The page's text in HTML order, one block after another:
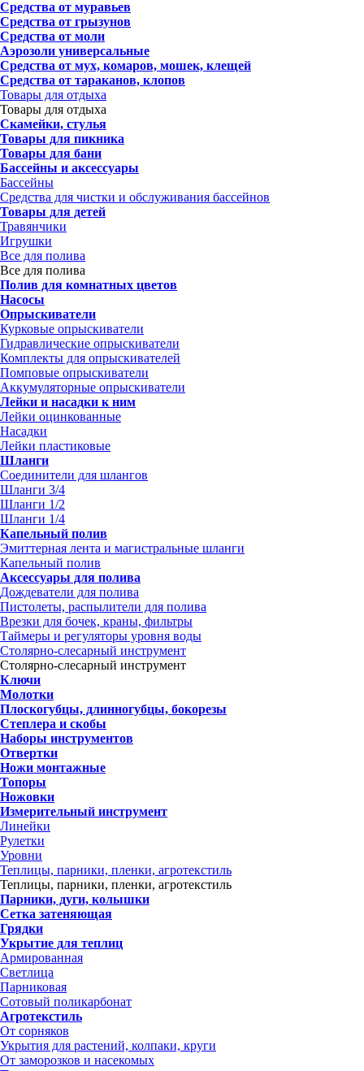
Средства от муравьев
Средства от грызунов
Средства от моли
Аэрозоли универсальные
Средства от мух, комаров, мошек, клещей
Средства от тараканов, клопов
Товары для отдыха
Товары для отдыха
Скамейки, стулья
Товары для пикника
Товары для бани
Бассейны и аксессуары
Бассейны
Средства для чистки и обслуживания бассейнов
Товары для детей
Травянчики
Игрушки
Все для полива
Все для полива
Полив для комнатных цветов
Насосы
Опрыскиватели
Курковые опрыскиватели
Гидравлические опрыскиватели
Комплекты для опрыскивателей
Помповые опрыскиватели
Аккумуляторные опрыскиватели
Лейки и насадки к ним
Лейки оцинкованные
Насадки
Лейки пластиковые
Шланги
Соединители для шлангов
Шланги 3/4
Шланги 1/2
Шланги 1/4
Капельный полив
Эмиттерная лента и магистральные шланги
Капельный полив
Аксессуары для полива
Дождеватели для полива
Пистолеты, распылители для полива
Врезки для бочек, краны, фильтры
Таймеры и регуляторы уровня воды
Столярно-слесарный инструмент
Столярно-слесарный инструмент
Ключи
Молотки
Плоскогубцы, длинногубцы, бокорезы
Степлера и скобы
Наборы инструментов
Отвертки
Ножи монтажные
Топоры
Ножовки
Измерительный инструмент
Линейки
Рулетки
Уровни
Теплицы, парники, пленки, агротекстиль
Теплицы, парники, пленки, агротекстиль
Парники, дуги, колышки
Сетка затеняющая
Грядки
Укрытие для теплиц
Армированная
Светлица
Парниковая
Сотовый поликарбонат
Агротекстиль
От сорняков
Укрытия для растений, колпаки, круги
От заморозков и насекомых